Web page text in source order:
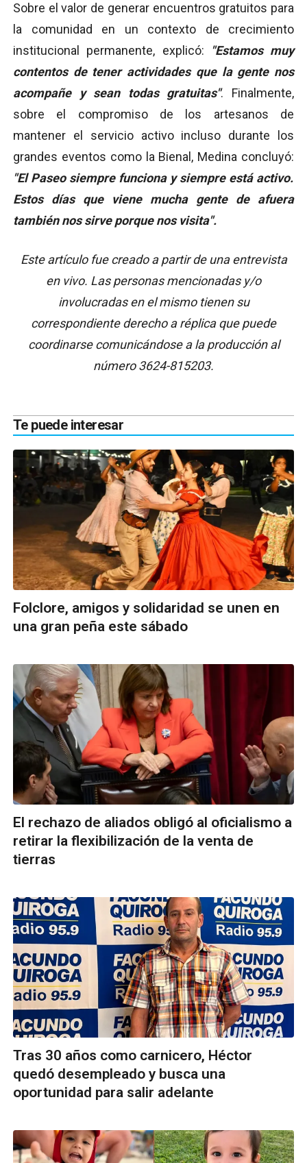
Sobre el valor de generar encuentros gratuitos para
la comunidad en un contexto de crecimiento
institucional permanente, explicó: "Estamos muy
contentos de tener actividades que la gente nos
acompañe y sean todas gratuitas". Finalmente,
sobre el compromiso de los artesanos de
mantener el servicio activo incluso durante los
grandes eventos como la Bienal, Medina concluyó:
"El Paseo siempre funciona y siempre está activo.
Estos días que viene mucha gente de afuera
también nos sirve porque nos visita".
Este artículo fue creado a partir de una entrevista
en vivo. Las personas mencionadas y/o
involucradas en el mismo tienen su
correspondiente derecho a réplica que puede
coordinarse comunicándose a la producción al
número 3624-815203.
Te puede interesar
Folclore, amigos y solidaridad se unen en
una gran peña este sábado
El rechazo de aliados obligó al oficialismo a
retirar la flexibilización de la venta de
tierras
Tras 30 años como carnicero, Héctor
quedó desempleado y busca una
oportunidad para salir adelante